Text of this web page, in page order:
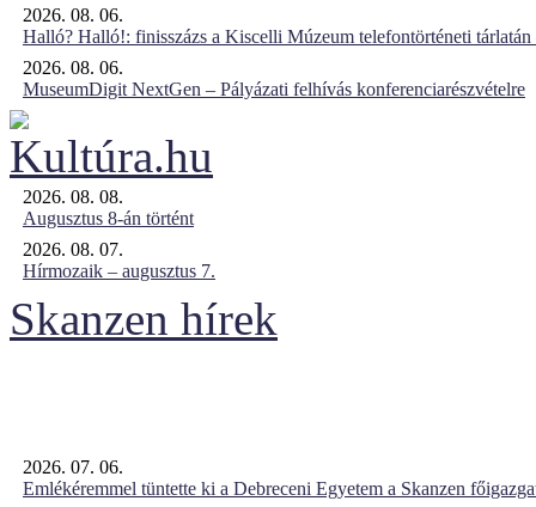
2026. 08. 06.
Halló? Halló!: finisszázs a Kiscelli Múzeum telefontörténeti tárlatán
2026. 08. 06.
MuseumDigit NextGen – Pályázati felhívás konferenciarészvételre
2026. 08. 08.
Augusztus 8-án történt
2026. 08. 07.
Hírmozaik – augusztus 7.
Skanzen hírek
2026. 07. 06.
Emlékéremmel tüntette ki a Debreceni Egyetem a Skanzen